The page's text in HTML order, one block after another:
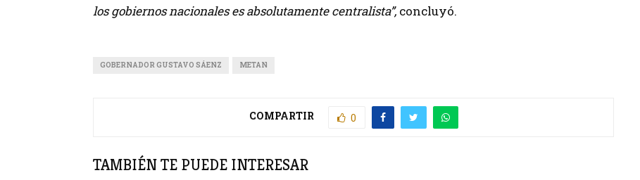
los gobiernos nacionales es absolutamente centralista”, concluyó.
GOBERNADOR GUSTAVO SÁENZ METAN
COMPARTIR 0
TAMBIÉN TE PUEDE INTERESAR